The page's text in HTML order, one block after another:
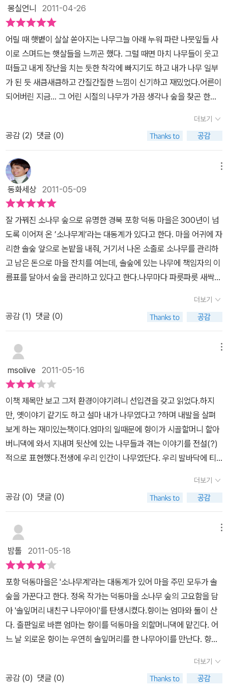
분량이지만..읽어보면 아이들도, 어른들도묘한 따뜻함을 느낄 수 있
는 책입니다..^^강추합니다여~^^
사람들의 발길이 닿지 않는 곳에 뿌리내리고살거'라던 솔이. 하지만
착하고 순수한 마음을 가진 향이와의 우정을 통해 그 생각을 바꾸게
되고. 덕동나무 숲에서 뿌리를 내리고 향이가 행복하게 커가는 모습
을 보겠다고 한다.덕동나무 숲속의 나무들은 우리에게 단지 목재와
그늘과 열매만을 주지 않는다.사람들이 아플 때 위로해주고, 슬플 때
함께 울어주고, 행복할 때 함께 웃어준다.'나무아이야, 사람들의 마음
을 가꾸며 살아가는 일은 참 멋진 일이야. 나무로 살아가면서이렇게
행복한 삶은 또 없을거야.'나무가 가득한 숲속에서 가만히 눈감고 서
있으면 우리 마음이 고요해지고 편안해지는 건나무들이 우리의 마음
다. 그리고 언젠가 다시 나무가 될 지도 모를 일이다.상상만 해도 즐겁
지 않은가. 초록색 솔잎으로 뒤덮인 나무아이가 된 내 모습을...
몽실언니 2011-04-26
어릴 때 햇볕이 살살 쏟아지는 나무그늘 아래 누워 파란 나뭇잎들 사
이로 스며드는 햇살들을 느끼곤 했다. 그럴 때면 마치 나무들이 웃고
떠들고 내게 장난을 치는 듯한 착각에 빠지기도 하고 내가 나무 일부
가 된 듯 새큼새큼하고 간질간질한 느낌이 신기하고 재밌었다.어른이
되어버린 지금... 그 어린 시절의 나무가 가끔 생각나 숲을 찾곤 한다.
되살아나는 건 나만의 생각일까....솔방울을 단 채 솔잎머리를 흔들며
등장하는 나무아이의 모습이 우스쾅스러우면서도 너무 귀여워서 나
도 모르게 웃음이 났다. 어쩔수 없이 엄마와 떨어져 살게 된 향이와 친
구가 된 나무아이가 함께 풀어가는 나무들의 이야기가 잠시도 책을
놓을 수 없게 만들어 단숨에 읽어버렸다. 어쩌면 어릴 적 햇살을 내뿜
던 나의 나무친구도 어디선가 지금의 나를 기억해 줄지도 모른다는
생각을 하며...그래서일까? 푸르른 빛을 띄기 시작하는 봄날의 나무
들이 왠지 모두 나를 보고 있는 것 처럼 느껴지는 것은....글쓰기 수업
시간에 2학년 아이들이 난리다. 자기는 그저께 티눈 빼러 병원에 갔
다왔는데 아파서 죽는 줄 알았다고...그랬더니 한 아이가 놀린다.'야.
너 실수한거야. 티눈은 나무였다는 증건데 그걸 빼면 어쩌냐? 아이
구....''그럼...다시 병원가서 붙여달라고 하면 된다. 그런데돈 안 줘도
그냥 다시 붙여줄라나?'왁자지껄 웃으며 간지름을 태우고는 서로 낄
낄댄다.이 동화는 어른에게는 어릴 적 추억을 떠올리게 하고 아이들
적 추억을 찾게하고 아이들에게는 엄마.아빠의 어릴 적 모습을 상상
할 수 있게 한다.자연속에서 뛰놀고 자연과 함께 했기에 컴퓨터도 게
임기도 맛난 음식이 없어도 더 행복했었다고 믿는 부모들의 어린 시
절을 함께 느껴보고 싶은 마음이 문득 생길 것 같다.따뜻한 바람이 불
면 내 나무 아이는 어디에 있는지,아직도 햇살을 즐거워하던 나를 기
억하고 있는지 한번 만나러 가 보고 싶다....
더보기
공감 (2) 댓글 (0)
동화세상2011-05-09
잘 가꿔진 소나무 숲으로 유명한 경북 포항 덕동 마을은 300년이 넘
도록 이어져 온 ’소나무계’라는 대동계가 있다고 한다. 마을 어귀에 자
리한 솔숲 앞으로 논밭을 내줘, 거기서 나온 소출로 소나무를 관리하
고 남은 돈으로 마을 잔치를 여는데, 솔숲에 있는 나무에 책임자의 이
름표를 달아서 숲을 관리하고 있다고 한다.나무마다 파릇파릇 새싹이
추운 겨울을 보내고 피어난 새싹과 꽃들을 보면, 자연에 대한 신비로
움으로 내 마음도 더불어 풍성해짐을 느낀다.환경 오염으로 자연에
대한 소중함에 대해 깊이 인식하고 있지만, 덕동 마을처럼 자연을 소
중히 하는 일에 몸소 실천하는 것에는 아직 미흡한 거 같다. 나 역시도
안할 따름이다.지구는 환경 오염과 자연의 소실로 인해서아파하고 있
고, 그로인한 피해는 자연을 훼손한 우리에게 되돌아 오고 있다. 지금
우리에게 필요한 건 과학의 발달로 인한 풍성함보다는 조금은 불편하
더라도 건강하게 살 수 있는 삶의 터전은 아닐까?자연의 소중함에 대
한 인식은 현 사회를 이끌어가는 어른들만의 문제가 아니라, 앞으로
미래를 이끌어나갈 어린이들의 문제이기도 하다. 요즘 어린이들을 대
상으로 한 환경 오염과 자연의 소중함을 일깨우는 동화와 학습 도서
등 다양한 장르의 책들이 많이 출간되고 있는데, <<솔잎 머리 내 친
구 나무 아이>>는 판타지 동화로 나무와의 교류를 통해서 자연의 소
퇴근이 늦어지자, 향이는 덕동마을 외갓집에서 지내게 되었다. 나지
막한 산들이 폭 감싸 주고, 앞으로는 용계천 맑은 물이 흐르고, 마음을
감싸는 소나무 숲은 마을의 큰 자랑거리이다.발바닥에 생겨난 티눈
때문에 사람들이 한 때 나무였다는 전설을 알게 된 향이는, 머리는 초
록색 솔잎으로 뒤덮여 있는 나무 아이 솔이를 알게 된다. 솔이와 숨바
꼭질을 하고, 도토리 팽이를 돌리며 즐거운 시간을 보내게 되었지만,
열살이 되면나무아이 솔이와의 추억을 잊게 되는 향이와 사람에게 상
처를 받기 싫은솔이는 한 때 친구였던 솔이의 엄마 송화와 키작은 나
은 우리가 한때 나무였던 걸 모조리 잊어 버렸지만, 우리 몸은 그걸 기
억하고 있지. 그래서 움직이는 게 귀찮아질 때 다시 나무가 되고 싶어
더보기
공감 (1) 댓글 (0)
msolive 2011-05-16
이책 제목만 보고 그저 환경이야기려니 선입견을 갖고 읽었다.하지
만, 옛이야기 같기도 하고 설마 내가 나무였다고 ?하며 내발을 살펴
보게 하는 재미있는책이다.엄마의 일때문에 향이가 시골할머니 할아
버니댁에 와서 지내며 뒷산에 있는 나무들과 겪는 이야기를 전설(?)
적으로 표현했다.전생에 우리 인간이 나무였단다. 우리 발바닥에 티
내발바닥을 들여다보며 에잇 설마~ ...혹..뿌리가 나는건아니겠지?우
리딸아이와 걱정아닌 걱정하며 웃었습니다.숲에서 산책을 하면 속상
했던 마음, 우울한 마음,기쁜마음..모두 가슴이 시원해지는 이런기분
을 느꼈을텐데..이책을 읽으면 왜 그런지 알게된다.마음따뜻해지는
는책이다.
더보기
공감 (0) 댓글 (0)
밤톨 2011-05-18
포항 덕동마을은 '소나무계'라는 대동계가 있어 마을 주민 모두가 솔
숲을 가꾼다고 한다. 정옥 작가는 덕동마을 소나무 숲의 고요함을 담
아 '솔잎머리 내친구 나무아이'를 탄생시켰다.향이는 엄마와 둘이 산
다. 출판일로 바쁜 엄마는 향이를 덕동마을 외할머니댁에 맡긴다. 어
느 날 외로운 향이는 우연히 솔잎머리를 한 나무아이를 만난다. 향이
는데 우리 몸은 그걸 기억하고 있어 움직일는게 귀찮아질땐 다시 나
무가 도고 싶어 자꾸 뿌리를 만들려고 하는게 티눈으로 나타난다는
더보기
공감 (0) 댓글 (0)